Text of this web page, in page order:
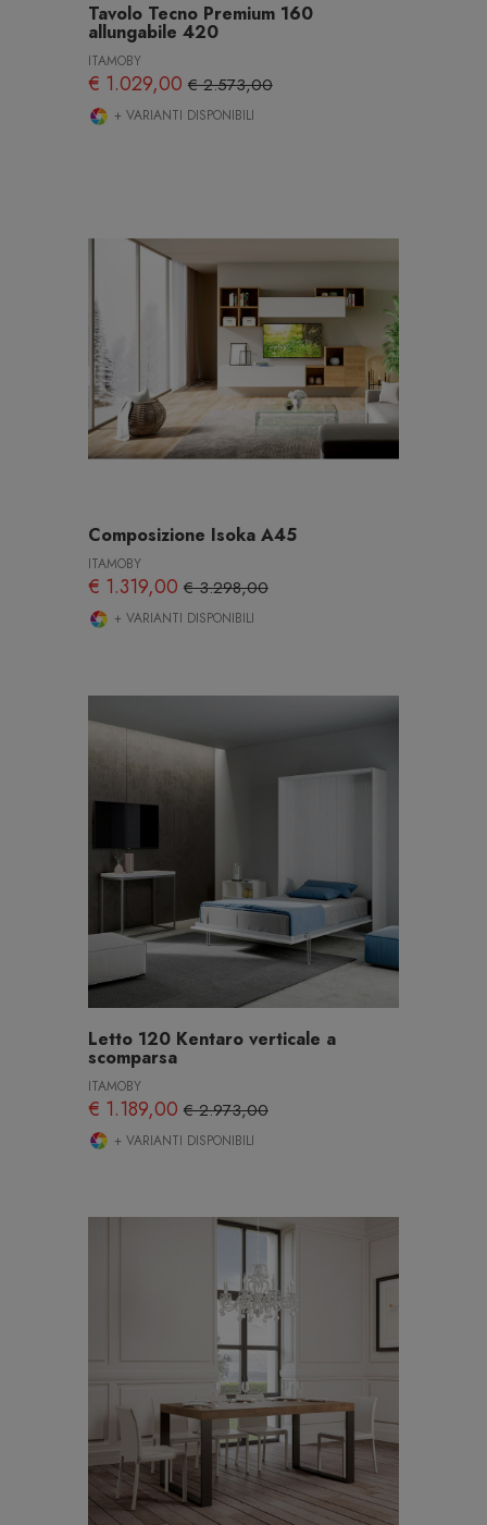
Tavolo Tecno Premium 160
allungabile 420
ITAMOBY
€ 1.029,00€ 2.573,00
+ VARIANTI DISPONIBILI
Composizione Isoka A45
ITAMOBY
€ 1.319,00€ 3.298,00
+ VARIANTI DISPONIBILI
Letto 120 Kentaro verticale a
scomparsa
ITAMOBY
€ 1.189,00€ 2.973,00
+ VARIANTI DISPONIBILI